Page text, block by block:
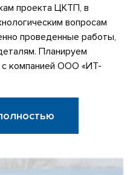
проекта ЦКТП, в
вопросам
проведенные работы,
Планируем
с компанией ООО «ИТ-